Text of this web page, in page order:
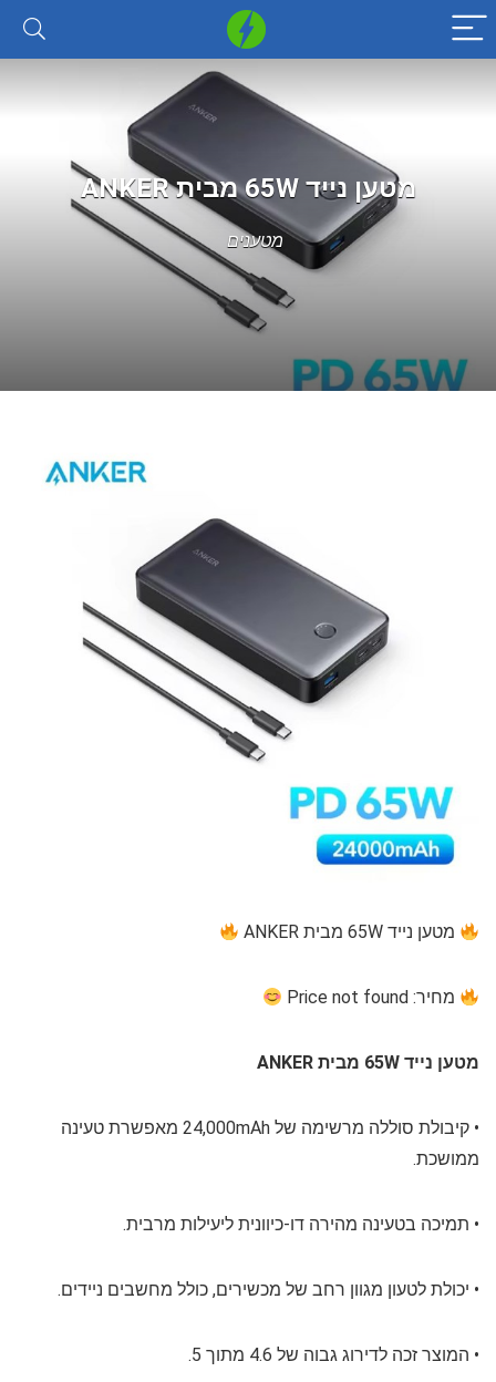
מטען נייד 65W מבית ANKER
מטענים
מטען נייד 65W מבית ANKER
מחיר: Price not found
מטען נייד 65W מבית ANKER
• קיבולת סוללה מרשימה של 24,000mAh מאפשרת טעינה
ממושכת.
• תמיכה בטעינה מהירה דו-כיוונית ליעילות מרבית.
• יכולת לטעון מגוון רחב של מכשירים, כולל מחשבים ניידים.
• המוצר זכה לדירוג גבוה של 4.6 מתוך 5.